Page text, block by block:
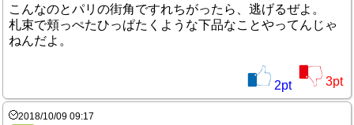
こんなのとパリの街角ですれちがったら、逃げるぜよ。
札束で頬っぺたひっぱたくような下品なことやってんじゃ
ねんだよ。
2pt 3pt
2018/10/09 09:17